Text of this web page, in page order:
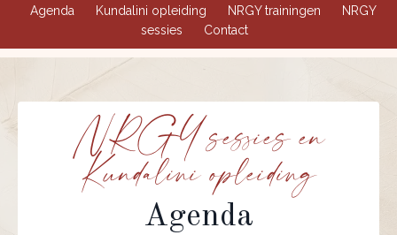
Agenda Kundalini opleiding NRGY trainingen
NRGY
sessies
Contact
NRGY sessies en
Kundalini opleiding
Agenda